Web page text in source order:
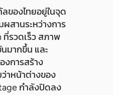
ของไทยอยู่ในจุด
สานระหว่างการ
ที่รวดเร็ว สภาพ
มากขึ้น และ
งการสร้าง
าหน้าต่างของ
กำลังปิดลง